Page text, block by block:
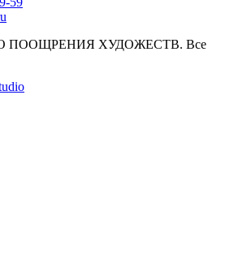
ПООЩРЕНИЯ ХУДОЖЕСТВ. Все